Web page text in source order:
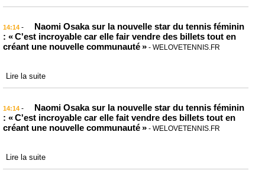
14:14 -
Naomi Osaka sur la nouvelle star du tennis féminin
: « C'est incroyable car elle fair vendre des billets tout en
créant une nouvelle communauté » - WELOVETENNIS.FR
Lire la suite
14:14 -
Naomi Osaka sur la nouvelle star du tennis féminin
: « C'est incroyable car elle fait vendre des billets tout en
créant une nouvelle communauté » - WELOVETENNIS.FR
Lire la suite